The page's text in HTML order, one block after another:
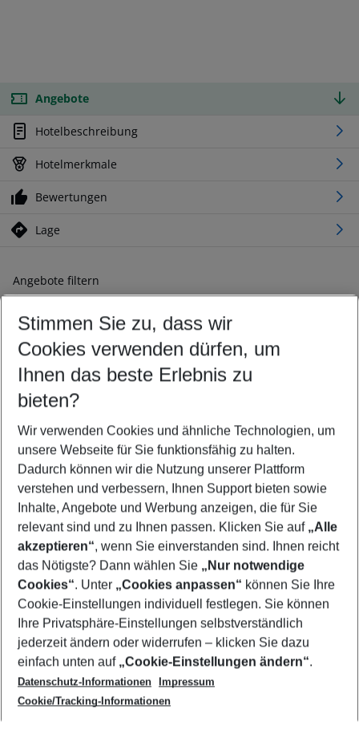
Angebote
Hotelbeschreibung
Hotelmerkmale
Bewertungen
Lage
Angebote filtern
Ändern Sie Ihre Kriterien nach Ihren Wünschen
Abflughafen wählen
Beliebiger Abflughafen
Reisezeitraum wählen
11.08.26– 09.08.27 5-8 Nächte
2 Erwachsene Keine Kinder
Mehr Filter anzeigen
Footer
Footer navigation
Über uns
AGB
Cookie-Einstellungen ändern
Cookie-Richtlinie
Datenschutz
Service & Hilfe
Barrierefreies Reisen
Check-in
Folgen Sie uns
Stimmen Sie zu, dass wir
Cookies verwenden dürfen, um
Ihnen das beste Erlebnis zu
bieten?
Wir verwenden Cookies und ähnliche Technologien, um
unsere Webseite für Sie funktionsfähig zu halten.
Dadurch können wir die Nutzung unserer Plattform
verstehen und verbessern, Ihnen Support bieten sowie
Inhalte, Angebote und Werbung anzeigen, die für Sie
relevant sind und zu Ihnen passen. Klicken Sie auf „Alle
akzeptieren“, wenn Sie einverstanden sind. Ihnen reicht
das Nötigste? Dann wählen Sie „Nur notwendige
Cookies“. Unter „Cookies anpassen“ können Sie Ihre
Cookie-Einstellungen individuell festlegen. Sie können
Ihre Privatsphäre-Einstellungen selbstverständlich
jederzeit ändern oder widerrufen – klicken Sie dazu
einfach unten auf „Cookie-Einstellungen ändern“.
Datenschutz-Informationen
Impressum
Cookie/Tracking-Informationen